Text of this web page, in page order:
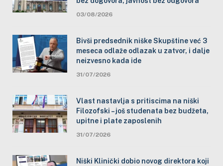
03/08/2026
Bivši predsednik niške Skupštine već 3
meseca odlaže odlazak u zatvor, i dalje
neizvesno kada ide
31/07/2026
Vlast nastavlja s pritiscima na niški
Filozofski – još studenata bez budžeta,
upitne i plate zaposlenih
31/07/2026
Niški Klinički dobio novog direktora koji